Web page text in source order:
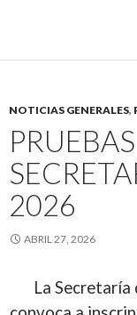
NOTICIAS GENERALES,
2026
ABRIL 27, 2026
La